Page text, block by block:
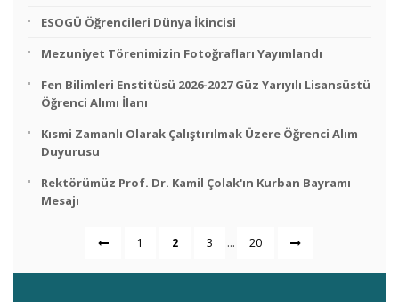
ESOGÜ Öğrencileri Dünya İkincisi
Mezuniyet Törenimizin Fotoğrafları Yayımlandı
Fen Bilimleri Enstitüsü 2026-2027 Güz Yarıyılı Lisansüstü
Öğrenci Alımı İlanı
Kısmi Zamanlı Olarak Çalıştırılmak Üzere Öğrenci Alım
Duyurusu
Rektörümüz Prof. Dr. Kamil Çolak'ın Kurban Bayramı
Mesajı
1 2 3 ... 20